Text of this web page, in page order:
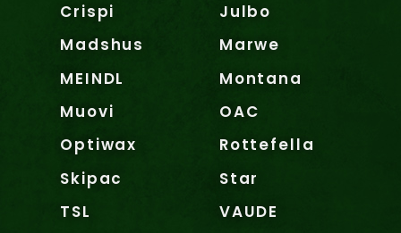
Crispi
Julbo
Madshus
Marwe
MEINDL
Montana
Muovi
OAC
Optiwax
Rottefella
Skipac
Star
TSL
VAUDE